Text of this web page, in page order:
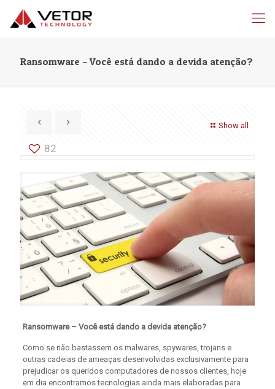
Ransomware – Você está dando a devida atenção?
Show all
82
Ransomware – Você está dando a devida atenção?
Como se não bastassem os malwares, spywares, trojans e
outras cadeias de ameaças desenvolvidas exclusivamente para
prejudicar os queridos computadores de nossos clientes, hoje
em dia encontramos tecnologias ainda mais elaboradas para